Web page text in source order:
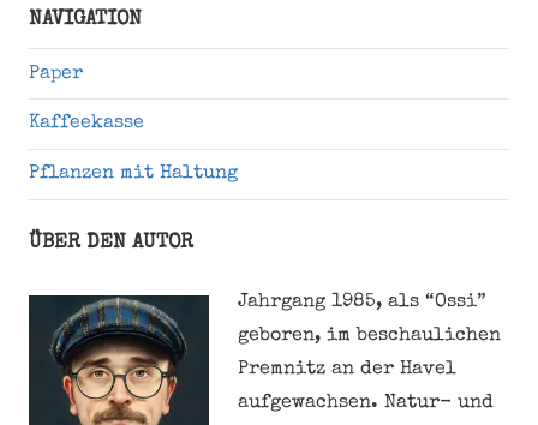
NAVIGATION
Paper
Kaffeekasse
Pflanzen mit Haltung
ÜBER DEN AUTOR
Jahrgang 1985, als “Ossi”
geboren, im beschaulichen
Premnitz an der Havel
aufgewachsen. Natur- und